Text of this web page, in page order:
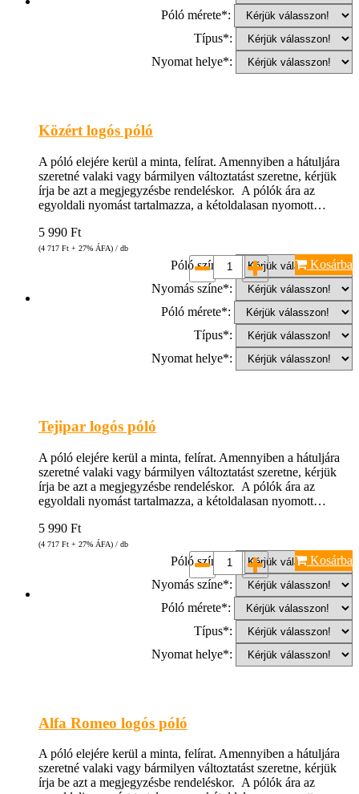
Póló mérete*:
Típus*:
Nyomat helye*:
Közért logós póló
A póló elejére kerül a minta, felírat. Amennyiben a hátuljára
szeretné valaki vagy bármilyen változtatást szeretne, kérjük
írja be azt a megjegyzésbe rendeléskor. A pólók ára az
egyoldali nyomást tartalmazza, a kétoldalasan nyomott…
5 990 Ft
(4 717 Ft + 27% ÁFA) / db
Póló színe*:
Nyomás színe*:
Póló mérete*:
Típus*:
Nyomat helye*:
Kosárba
Tejipar logós póló
A póló elejére kerül a minta, felírat. Amennyiben a hátuljára
szeretné valaki vagy bármilyen változtatást szeretne, kérjük
írja be azt a megjegyzésbe rendeléskor. A pólók ára az
egyoldali nyomást tartalmazza, a kétoldalasan nyomott…
5 990 Ft
(4 717 Ft + 27% ÁFA) / db
Póló színe*:
Nyomás színe*:
Póló mérete*:
Típus*:
Nyomat helye*:
Kosárba
Alfa Romeo logós póló
A póló elejére kerül a minta, felírat. Amennyiben a hátuljára
szeretné valaki vagy bármilyen változtatást szeretne, kérjük
írja be azt a megjegyzésbe rendeléskor. A pólók ára az